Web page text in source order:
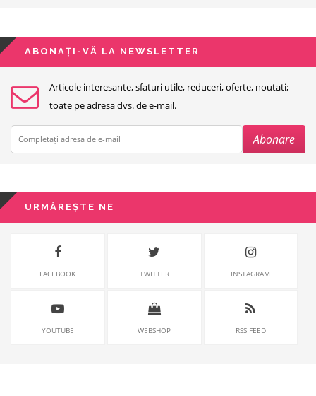
ABONAȚI-VĂ LA NEWSLETTER
Articole interesante, sfaturi utile, reduceri, oferte, noutati;
toate pe adresa dvs. de e-mail.
URMĂREȘTE NE
FACEBOOK TWITTER INSTAGRAM
YOUTUBE WEBSHOP RSS FEED